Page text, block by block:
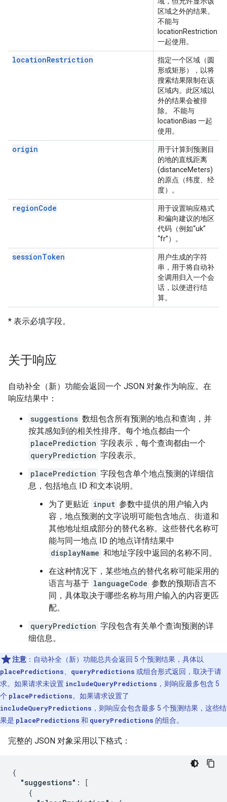
区域之外的结果。
不能与
locationRestriction
一起使用。
locationRestriction
指定一个区域（圆
形或矩形），以将
搜索结果限制在该
区域内。此区域以
外的结果会被排
除。 不能与
locationBias 一起
使用。
origin
用于计算到预测目
的地的直线距离
(distanceMeters)
的原点（纬度、经
度）。
regionCode
用于设置响应格式
和偏向建议的地区
代码（例如“uk”
“fr”）。
sessionToken
用户生成的字符
串，用于将自动补
全调用归入一个会
话，以便进行结
算。
* 表示必填字段。
关于响应
自动补全（新）功能会返回一个 JSON 对象作为响应。在
响应结果中：
suggestions 数组包含所有预测的地点和查询，并
按其感知到的相关性排序。每个地点都由一个
placePrediction 字段表示，每个查询都由一个
queryPrediction 字段表示。
placePrediction 字段包含单个地点预测的详细信
息，包括地点 ID 和文本说明。
为了更贴近 input 参数中提供的用户输入内
容，地点预测的文字说明可能包含地点、街道和
其他地址组成部分的替代名称。这些替代名称可
能与同一地点 ID 的地点详情结果中
displayName 和地址字段中返回的名称不同。
在这种情况下，某些地点的替代名称可能采用的
语言与基于 languageCode 参数的预期语言不
同，具体取决于哪些名称与用户输入的内容更匹
配。
queryPrediction 字段包含有关单个查询预测的详
细信息。
注意 ：自动补全（新）功能总共会返回 5 个预测结果，具体以
placePredictions
queryPredictions 或组合形式返回，取决于请
求。如果请求未设置 includeQueryPredictions ，则响应最多包含 5
个 placePredictions。如果请求设置了
includeQueryPredictions ，则响应会包含最多 5 个预测结果，这些结
果是 placePredictions 和 queryPredictions 的组合。
完整的 JSON 对象采用以下格式：
{
"suggestions" : [
    {